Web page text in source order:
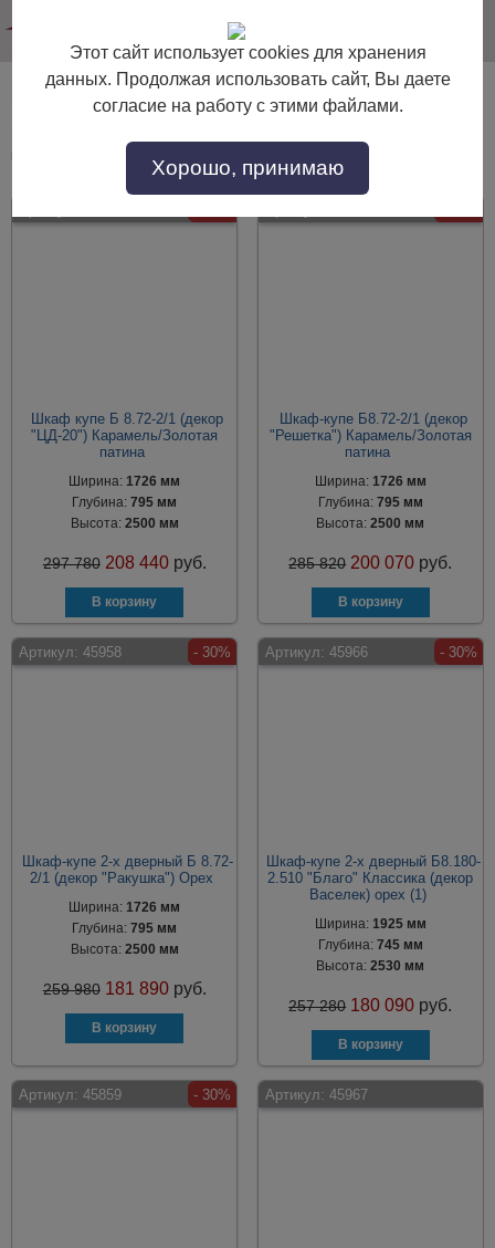
Шкафы-купе для одежды с декорами
Шкаф купе Б 8.72-2/1 (декор
"ЦД-20") Карамель/Золотая
патина
Ширина:1726 мм
Глубина:795 мм
Высота: 2500 мм
297 780 208 440 руб.
Шкаф-купе Б8.72-2/1 (декор
"Решетка") Карамель/Золотая
патина
Ширина: 1726 мм
Глубина: 795 мм
Высота:2500 мм
285 820 200 070 руб.
Артикул: 45958 - 30%
Шкаф-купе 2-х дверный Б 8.72-
2/1 (декор "Ракушка") Орех
Ширина:1726 мм
Глубина:795 мм
Высота: 2500 мм
259 980 181 890 руб.
Артикул: 45966 - 30%
Шкаф-купе 2-х дверный Б8.180-
2.510 "Благо" Классика (декор
Васелек) орех (1)
Ширина: 1925 мм
Глубина: 745 мм
Высота:2530 мм
257 280 180 090 руб.
Артикул: 45859 - 30% Артикул: 45967
Этот сайт использует cookies для хранения
данных. Продолжая использовать сайт, Вы даете
согласие на работу с этими файлами.
Хорошо, принимаю